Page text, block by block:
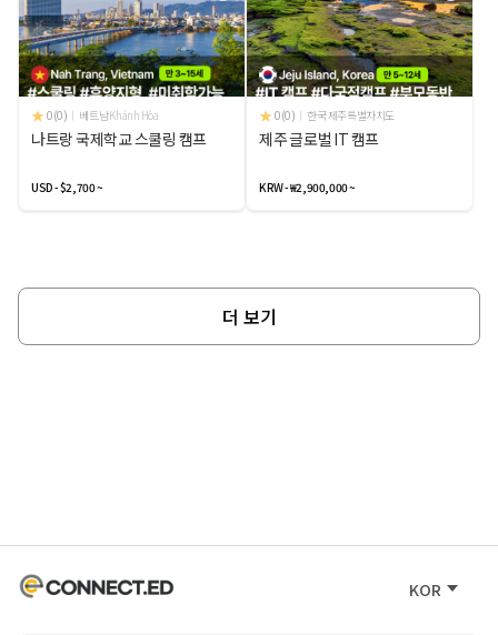
0(0) 베트남 Khánh Hòa
나트랑 국제학교 스쿨링 캠프
USD - $2,700 ~
0(0) 한국 제주특별자치도
제주 글로벌 IT 캠프
KRW - ₩2,900,000 ~
더 보기
KOR